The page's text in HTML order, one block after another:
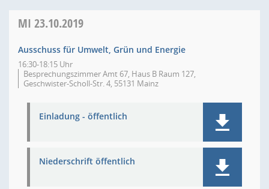
MI 23.10.2019
Ausschuss für Umwelt, Grün und Energie
16:30-18:15 Uhr
Besprechungszimmer Amt 67, Haus B Raum 127,
Geschwister-Scholl-Str. 4, 55131 Mainz
Einladung - öffentlich
Niederschrift öffentlich